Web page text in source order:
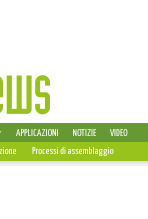
APPLICAZIONI NOTIZIE
VIDEO
Processi di assemblaggio